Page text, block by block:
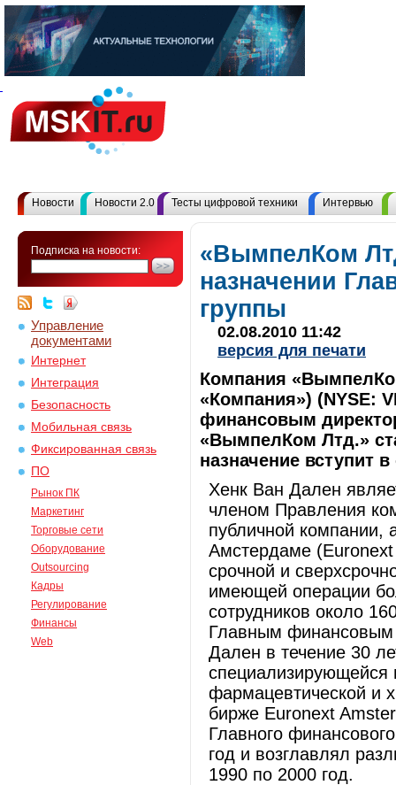
Новости Новости 2.0 Тесты цифровой техники Интервью
Подписка на новости:
Управление
документами
Интернет
Интеграция
Безопасность
Мобильная связь
Фиксированная связь
ПО
Рынок ПК
Маркетинг
Торговые сети
Оборудование
Outsourcing
Кадры
Регулирование
Финансы
Web
«ВымпелКом
назначении
группы
02.08.2010 11:42
версия для печати
Компания
«Компания») (NYSE:
финансовым
«ВымпелКом Лтд.»
назначение вступит
Хенк Ван Дален
членом Правления
публичной компании,
Амстердаме
срочной и
имеющей операции
сотрудников около
Главным финансовым
Дален в течение 30
специализирующейся
фармацевтической и
бирже Euronext
Главного
год и возглавлял
1990 по 2000 год.